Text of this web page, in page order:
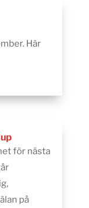
Här
för nästa
på